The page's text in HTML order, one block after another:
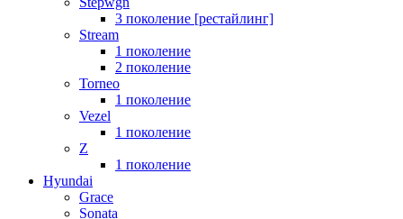
3 поколение [рестайлинг]
Stream
1 поколение
2 поколение
Torneo
1 поколение
Vezel
1 поколение
Z
1 поколение
Hyundai
Grace
Sonata